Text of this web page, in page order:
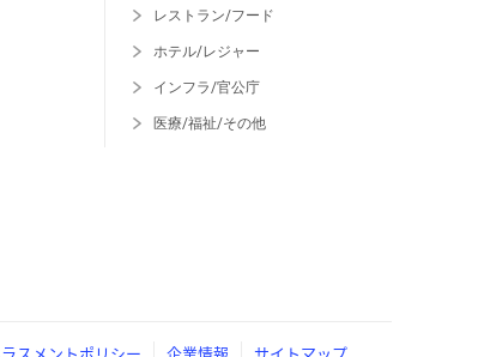
レストラン/フード
ホテル/レジャー
インフラ/官公庁
医療/福祉/その他